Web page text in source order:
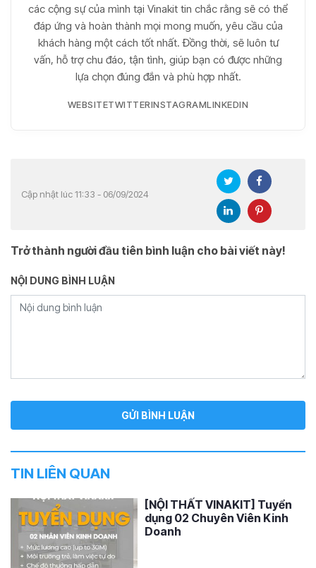
các cộng sự của mình tại Vinakit tin chắc rằng sẽ có thể
đáp ứng và hoàn thành mọi mong muốn, yêu cầu của
khách hàng một cách tốt nhất. Đồng thời, sẽ luôn tư
vấn, hỗ trợ chu đáo, tận tình, giúp bạn có được những
lựa chọn đúng đắn và phù hợp nhất.
WEBSITETWITTERINSTAGRAMLINKEDIN
Cập nhật lúc 11:33 - 06/09/2024
Trở thành người đầu tiên bình luận cho bài viết này!
NỘI DUNG BÌNH LUẬN
TIN LIÊN QUAN
[NỘI THẤT VINAKIT] Tuyển
dụng 02 Chuyên Viên Kinh
Doanh